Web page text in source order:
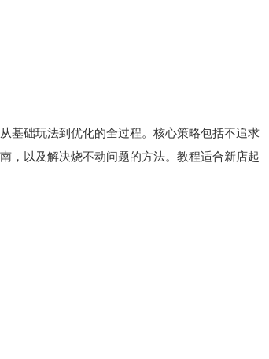
基础玩法到优化的全过程。核心策略包括不追求
，以及解决烧不动问题的方法。教程适合新店起